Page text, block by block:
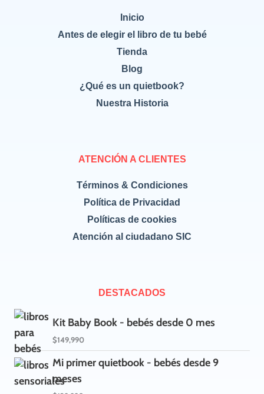
Inicio
Antes de elegir el libro de tu bebé
Tienda
Blog
¿Qué es un quietbook?
Nuestra Historia
ATENCIÓN A CLIENTES
Términos & Condiciones
Política de Privacidad
Políticas de cookies
Atención al ciudadano SIC
DESTACADOS
Kit Baby Book - bebés desde 0 mes
$149,990
Mi primer quietbook - bebés desde 9
meses